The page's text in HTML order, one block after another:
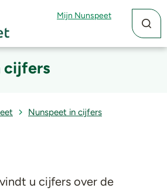
Mijn Nunspeet
cijfers
Nunspeet in cijfers
u cijfers over de